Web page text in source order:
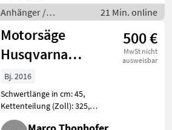
Abschiebewagen
Anhänger /
Abschiebewagen
21 Min. online
Motorsäge
Husqvarna
550XP Mark II
500 €
MwSt nicht
ausweisbar
Bj. 2016
Schwertlänge in cm: 45,
Kettenteilung (Zoll): 325,
Antriebssystem: Benzin,